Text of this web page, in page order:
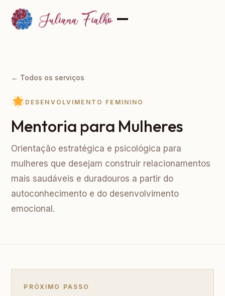
← Todos os serviços
DESENVOLVIMENTO FEMININO
Mentoria para Mulheres
Orientação estratégica e psicológica para
mulheres que desejam construir relacionamentos
mais saudáveis e duradouros a partir do
autoconhecimento e do desenvolvimento
emocional.
PRÓXIMO PASSO